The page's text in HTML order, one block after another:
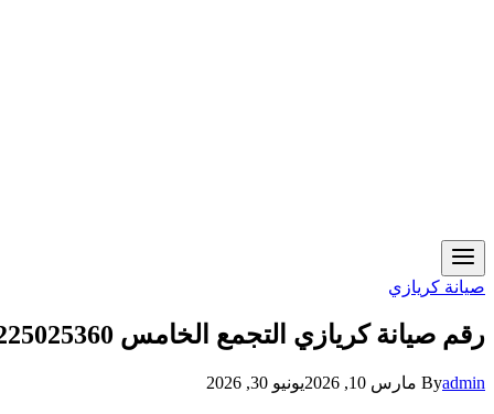
صيانة كريازي
رقم صيانة كريازي التجمع الخامس 01225025360
Byadmin مارس 10, 2026 يونيو 30, 2026